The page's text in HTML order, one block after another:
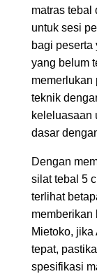
matras tebal
untuk sesi
bagi peserta
yang belum
memerlukan
teknik
keleluasaan
dasar
Dengan
silat tebal 5
terlihat
memberikan
Mietoko,
tepat,
spesifikasi